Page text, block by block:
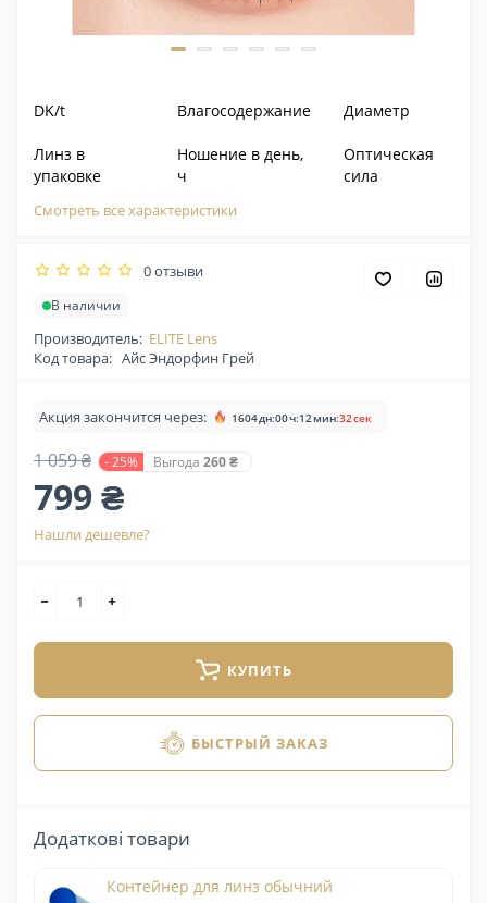
DK/t Влагосодержание Диаметр
Линз в
упаковке
Ношение в день,
ч
Оптическая
сила
Смотреть все характеристики
0 отзыви
В наличии
Производитель: ELITE Lens
Код товара: Айс Эндорфин Грей
Акция закончится через: 1604дн:00ч:12мин:31сек
1 059 ₴ - 25% Выгода 260 ₴
799 ₴
Нашли дешевле?
КУПИТЬ
БЫСТРЫЙ ЗАКАЗ
Додаткові товари
Контейнер для линз обычний